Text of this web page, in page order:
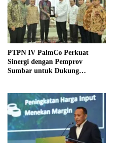
PTPN IV PalmCo Perkuat
Sinergi dengan Pemprov
Sumbar untuk Dukung